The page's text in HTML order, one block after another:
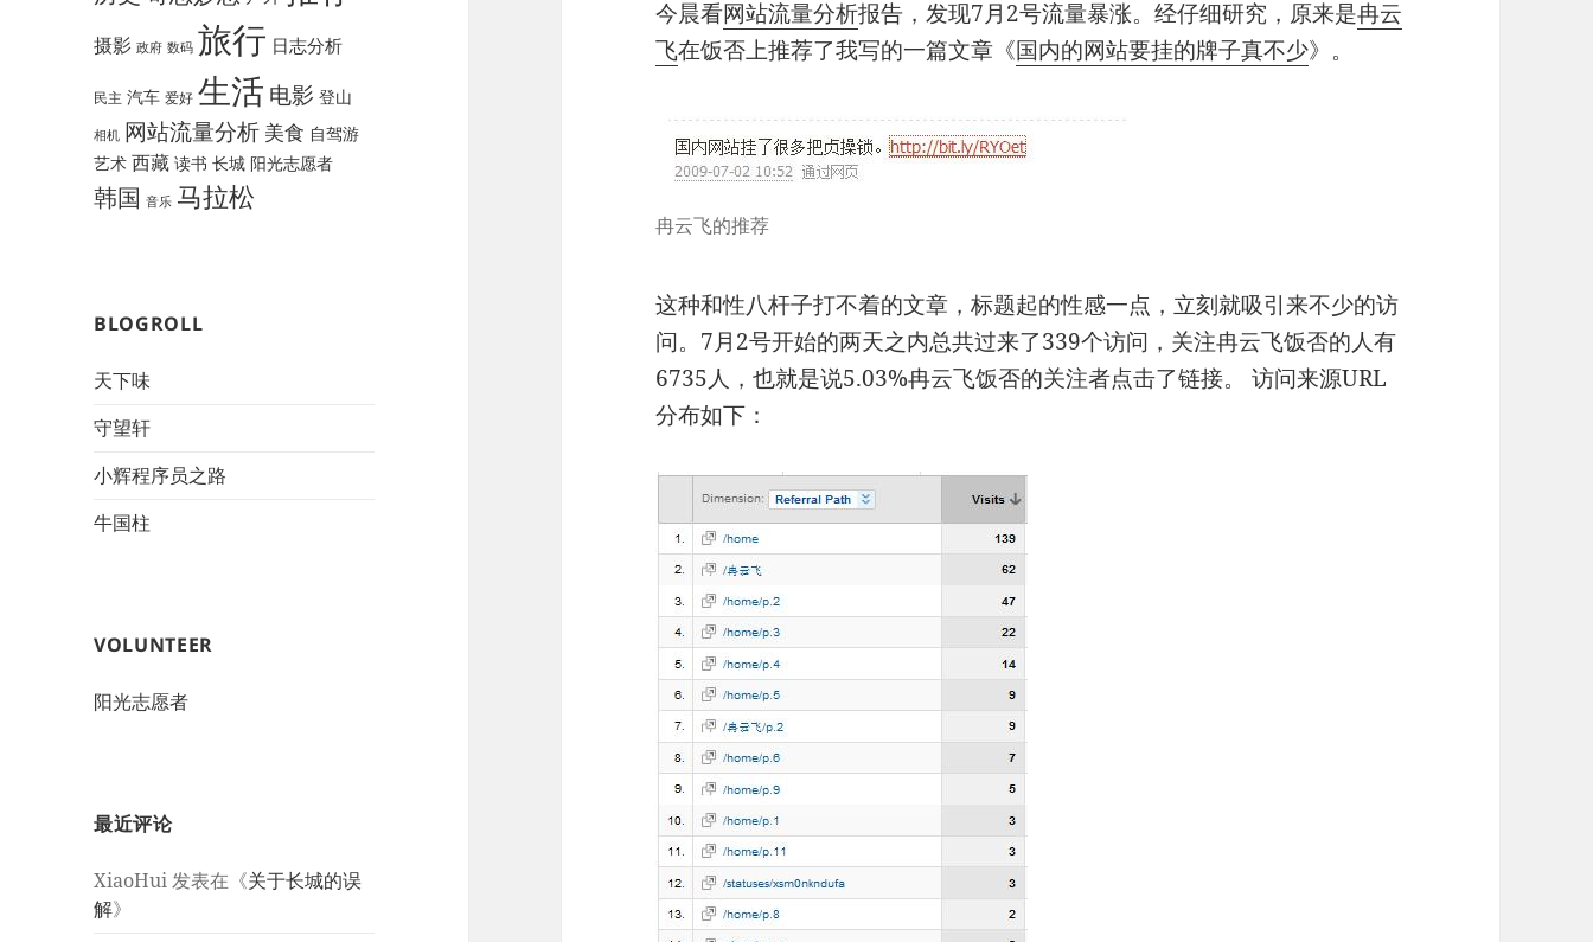
摄影 政府 数码 旅行 日志分析
民主 汽车 爱好 生活 电影 登山
相机 网站流量分析 美食 自驾游
艺术 西藏 读书 长城 阳光志愿者
韩国 音乐 马拉松
BLOGROLL
天下味
守望轩
小辉程序员之路
牛国柱
VOLUNTEER
阳光志愿者
最近评论
XiaoHui发表在《关于长城的误
解》
今晨看网站流量分析报告，发现7月2号流量暴涨。经仔细研究，原来是冉云
飞在饭否上推荐了我写的一篇文章《国内的网站要挂的牌子真不少》。
冉云飞的推荐
这种和性八杆子打不着的文章，标题起的性感一点，立刻就吸引来不少的访
问。7月2号开始的两天之内总共过来了339个访问，关注冉云飞饭否的人有
6735人，也就是说5.03%冉云飞饭否的关注者点击了链接。 访问来源URL
分布如下：